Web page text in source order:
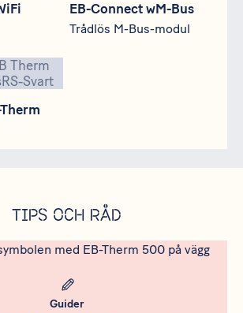
EB-Connect wM-Bus
Trådlös M-Bus-modul
500
Tips och råd
Guider